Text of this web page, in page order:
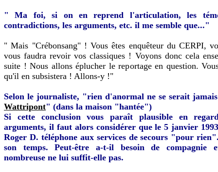
" Ma foi, si on en reprend l'articulation, les
contradictions, les arguments, etc. il me semble que..."
" Mais "Crébonsang" ! Vous êtes enquêteur du CERPI,
vous faudra revoir vos classiques ! Voyons donc cela
suite ! Nous allons éplucher le reportage en question.
qu'il en subsistera ! Allons-y !"
Selon le journaliste, "rien d'anormal ne se serait
Wattripont" (dans la maison "hantée")
Si cette conclusion vous paraît plausible en
arguments, il faut alors considérer que le 5 janvier
Roger D. téléphone aux services de secours "pour
son temps. Peut-être a-t-il besoin de compagnie
nombreuse ne lui suffit-elle pas.